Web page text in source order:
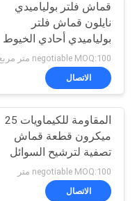
قماش فلتر بولياميدي
نايلون قماش فلتر
بولياميدي أحادي الخيوط
للعمل بالمعادن
negotiable MOQ:100 متر مربع
الاتصال
المقاومة للكيماويات 25
ميكرون قطعة قماش
تصفية لترشيح السوائل
وطول عمر الخدمة
negotiable MOQ:100 متر
الاتصال